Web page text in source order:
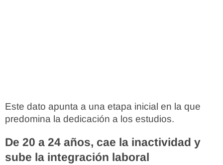
Este dato apunta a una etapa inicial en la que
predomina la dedicación a los estudios.
De 20 a 24 años, cae la inactividad y
sube la integración laboral